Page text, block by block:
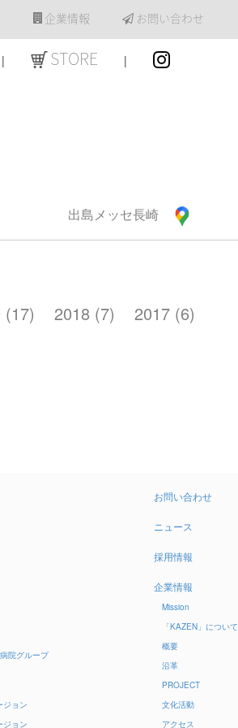
企業情報 お問い合わせ
| STORE |
出島メッセ長崎
(17) 2018 (7)
2017 (6)
院グループ
ジョン
ジョン
お問い合わせ
ニュース
採用情報
企業情報
Mission
「KAZEN」について
概要
沿革
PROJECT
文化活動
アクセス